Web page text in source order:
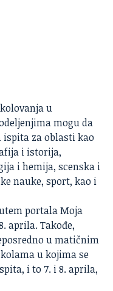
u
mogu da
ispita za oblasti kao
i istorija,
i hemija, scenska i
nauke, sport, kao i
portala Moja
aprila. Takođe,
u matičnim
u kojima se
i to 7. i 8. aprila,